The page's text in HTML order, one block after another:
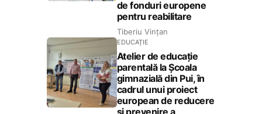
de fonduri europene
pentru reabilitare
Tiberiu Vințan
EDUCAȚIE
Atelier de educație
parentală la Școala
gimnazială din Pui, în
cadrul unui proiect
european de reducere